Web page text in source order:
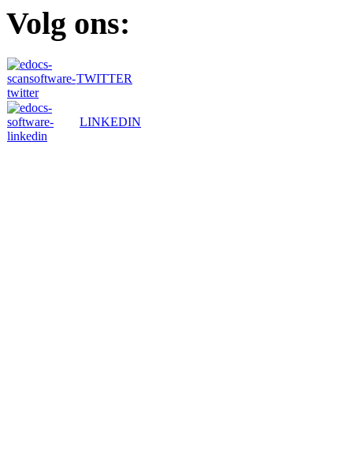
Volg ons:
TWITTER
LINKEDIN